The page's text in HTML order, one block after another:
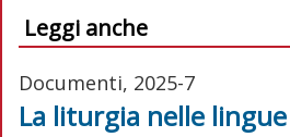
Leggi anche
Documenti, 2025-7
La liturgia nelle